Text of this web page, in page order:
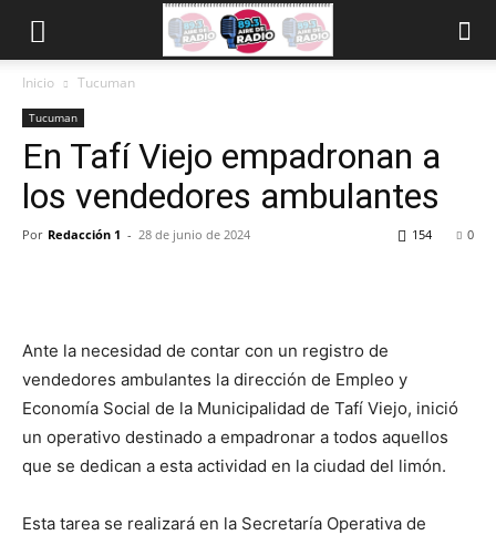
Inicio Tucuman
Tucuman
En Tafí Viejo empadronan a
los vendedores ambulantes
Por Redacción 1 - 28 de junio de 2024 0
154
Ante la necesidad de contar con un registro de
vendedores ambulantes la dirección de Empleo y
Economía Social de la Municipalidad de Tafí Viejo, inició
un operativo destinado a empadronar a todos aquellos
que se dedican a esta actividad en la ciudad del limón.
Esta tarea se realizará en la Secretaría Operativa de